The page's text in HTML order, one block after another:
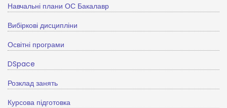
Навчальні плани ОС Бакалавр
Вибіркові дисципліни
Освітні програми
DSpace
Розклад занять
Курсова підготовка